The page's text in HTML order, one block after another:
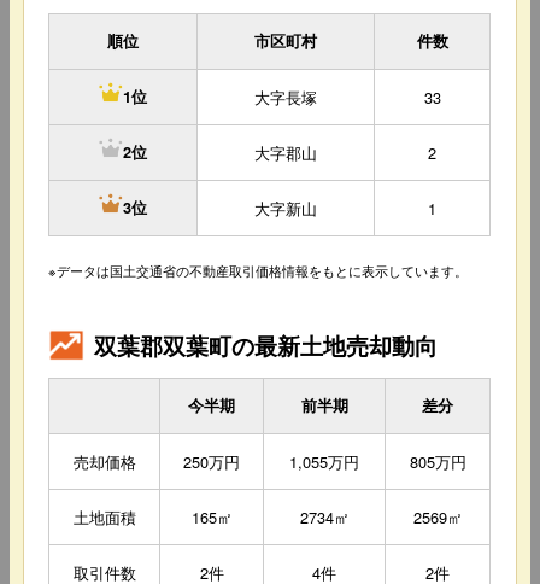
順位 市区町村 件数
1位 大字長塚 33
2位 大字郡山 2
3位 大字新山 1
※データは国土交通省の不動産取引価格情報をもとに表示しています。
双葉郡双葉町の最新土地売却動向
今半期 前半期 差分
売却価格 250万円 1,055万円 805万円
土地面積 165㎡ 2734㎡ 2569㎡
取引件数 2件 4件 2件